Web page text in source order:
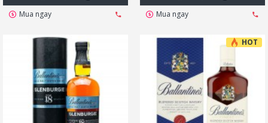
Mua ngay Mua ngay
HOT